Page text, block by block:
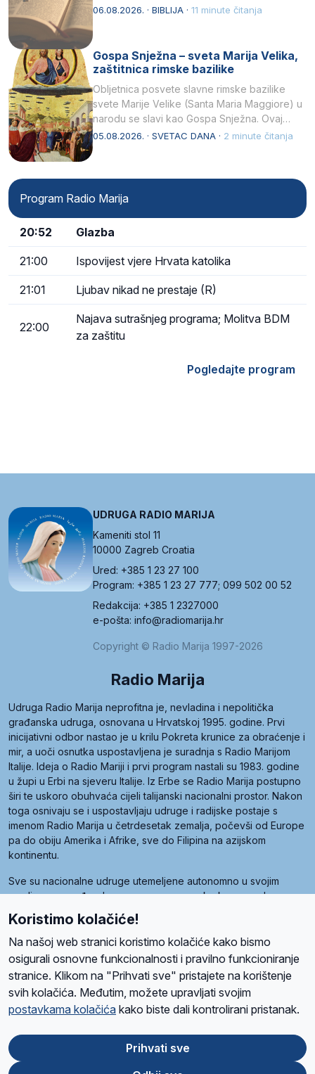
kukaca.2 A narod…
06.08.2026. · BIBLIJA · 11 minute čitanja
Gospa Snježna – sveta Marija Velika,
zaštitnica rimske bazilike
Obljetnica posvete slavne rimske bazilike
svete Marije Velike (Santa Maria Maggiore) u
narodu se slavi kao Gospa Snježna. Ovaj
naziv, Sancta Maria…
05.08.2026. · SVETAC DANA · 2 minute čitanja
Program Radio Marija
20:52 Glazba
21:00 Ispovijest vjere Hrvata katolika
21:01 Ljubav nikad ne prestaje (R)
22:00
Najava sutrašnjeg programa; Molitva BDM
za zaštitu
Pogledajte program
UDRUGA RADIO MARIJA
Kameniti stol 11
10000 Zagreb Croatia
Ured: +385 1 23 27 100
Program: +385 1 23 27 777; 099 502 00 52
Redakcija: +385 1 2327000
e-pošta: info@radiomarija.hr
Copyright © Radio Marija 1997-2026
Radio Marija
Udruga Radio Marija neprofitna je, nevladina i nepolitička
građanska udruga, osnovana u Hrvatskoj 1995. godine. Prvi
inicijativni odbor nastao je u krilu Pokreta krunice za obraćenje i
mir, a uoči osnutka uspostavljena je suradnja s Radio Marijom
Italije. Ideja o Radio Mariji i prvi program nastali su 1983. godine
u župi u Erbi na sjeveru Italije. Iz Erbe se Radio Marija postupno
širi te uskoro obuhvaća cijeli talijanski nacionalni prostor. Nakon
toga osnivaju se i uspostavljaju udruge i radijske postaje s
imenom Radio Marija u četrdesetak zemalja, počevši od Europe
pa do obiju Amerika i Afrike, sve do Filipina na azijskom
kontinentu.
Sve su nacionalne udruge utemeljene autonomno u svojim
zemljama, a međusobna su povezane preko krovne udruge
pod nazivom Svjetska obitelj Radio Marije (World Family of
Radio Maria). Svjetsku obitelj utemeljilo je sedam članica, među
kojima je i hrvatska Udruga Radio Marija.
O namaRadio ProgramVolonteriPrijateljiKontaktPravila privatnosti
Ova stranica je zaštićena Google reCAPTCHA sustavom
Koristimo kolačiće!
Na našoj web stranici koristimo kolačiće kako bismo
osigurali osnovne funkcionalnosti i pravilno funkcioniranje
stranice. Klikom na "Prihvati sve" pristajete na korištenje
svih kolačića. Međutim, možete upravljati svojim
postavkama kolačića kako biste dali kontrolirani pristanak.
Prihvati sve